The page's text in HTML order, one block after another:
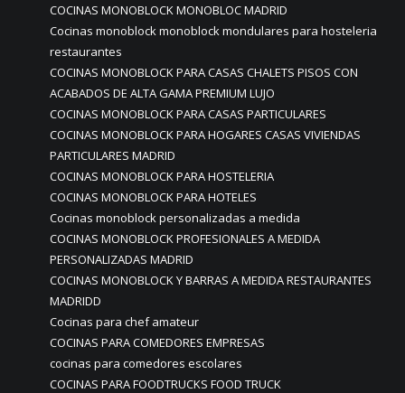
COCINAS MONOBLOCK MONOBLOC MADRID
Cocinas monoblock monoblock mondulares para hosteleria
restaurantes
COCINAS MONOBLOCK PARA CASAS CHALETS PISOS CON
ACABADOS DE ALTA GAMA PREMIUM LUJO
COCINAS MONOBLOCK PARA CASAS PARTICULARES
COCINAS MONOBLOCK PARA HOGARES CASAS VIVIENDAS
PARTICULARES MADRID
COCINAS MONOBLOCK PARA HOSTELERIA
COCINAS MONOBLOCK PARA HOTELES
Cocinas monoblock personalizadas a medida
COCINAS MONOBLOCK PROFESIONALES A MEDIDA
PERSONALIZADAS MADRID
COCINAS MONOBLOCK Y BARRAS A MEDIDA RESTAURANTES
MADRIDD
Cocinas para chef amateur
COCINAS PARA COMEDORES EMPRESAS
cocinas para comedores escolares
COCINAS PARA FOODTRUCKS FOOD TRUCK